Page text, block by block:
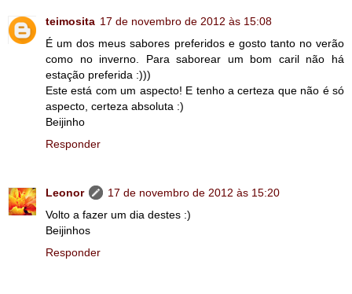
teimosita 17 de novembro de 2012 às 15:08
É um dos meus sabores preferidos e gosto tanto no verão
como no inverno. Para saborear um bom caril não há
estação preferida :)))
Este está com um aspecto! E tenho a certeza que não é só
aspecto, certeza absoluta :)
Beijinho
Responder
Leonor
17 de novembro de 2012 às 15:20
Volto a fazer um dia destes :)
Beijinhos
Responder